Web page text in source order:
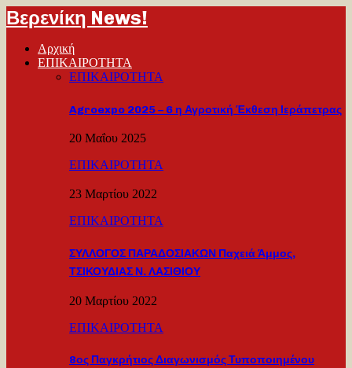
Βερενίκη News!
Αρχική
ΕΠΙΚΑΙΡΟΤΗΤΑ
ΕΠΙΚΑΙΡΟΤΗΤΑ
Agroexpo 2025 – 6 η Αγροτική Έκθεση Ιεράπετρας
20 Μαΐου 2025
ΕΠΙΚΑΙΡΟΤΗΤΑ
23 Μαρτίου 2022
ΕΠΙΚΑΙΡΟΤΗΤΑ
ΣΥΛΛΟΓΟΣ ΠΑΡΑΔΟΣΙΑΚΩΝ Παχειά Άμμος,
ΤΣΙΚΟΥΔΙΑΣ Ν. ΛΑΣΙΘΙΟΥ
20 Μαρτίου 2022
ΕΠΙΚΑΙΡΟΤΗΤΑ
8ος Παγκρήτιος Διαγωνισμός Τυποποιημένου